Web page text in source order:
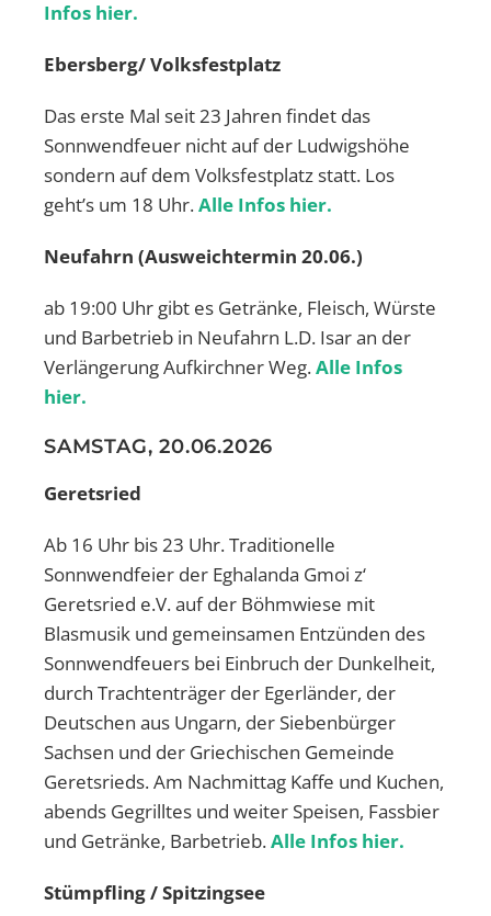
Infos hier.
Ebersberg/ Volksfestplatz
Das erste Mal seit 23 Jahren findet das
Sonnwendfeuer nicht auf der Ludwigshöhe
sondern auf dem Volksfestplatz statt. Los
geht’s um 18 Uhr.Alle Infos hier.
Neufahrn (Ausweichtermin 20.06.)
ab 19:00 Uhr gibt es Getränke, Fleisch, Würste
und Barbetrieb in Neufahrn L.D. Isar an der
Verlängerung Aufkirchner Weg.Alle Infos
hier.
SAMSTAG, 20.06.2026
Geretsried
Ab 16 Uhr bis 23 Uhr. Traditionelle
Sonnwendfeier der Eghalanda Gmoi z‘
Geretsried e.V. auf der Böhmwiese mit
Blasmusik und gemeinsamen Entzünden des
Sonnwendfeuers bei Einbruch der Dunkelheit,
durch Trachtenträger der Egerländer, der
Deutschen aus Ungarn, der Siebenbürger
Sachsen und der Griechischen Gemeinde
Geretsrieds. Am Nachmittag Kaffe und Kuchen,
abends Gegrilltes und weiter Speisen, Fassbier
und Getränke, Barbetrieb.Alle Infos hier.
Stümpfling / Spitzingsee